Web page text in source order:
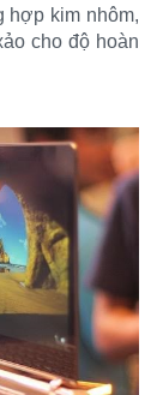
hợp kim nhôm,
cho độ hoàn